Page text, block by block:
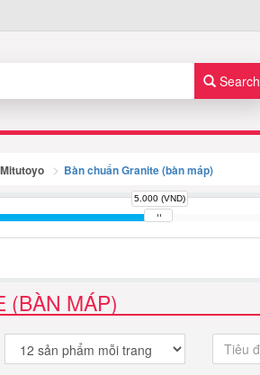
Search
Bàn chuẩn Granite (bàn máp)
5.000 (VND)
(BÀN MÁP)